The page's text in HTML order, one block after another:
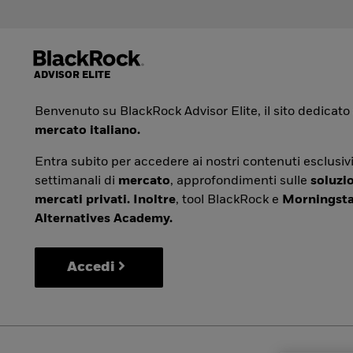
Benvenuto su BlackRock Advisor Elite, il sito dedicato
mercato italiano.
Entra subito per accedere ai nostri contenuti
settimanali di mercato, approfondimenti sulle
mercati privati. Inoltre, tool BlackRock e
Alternatives Academy.
Accedi